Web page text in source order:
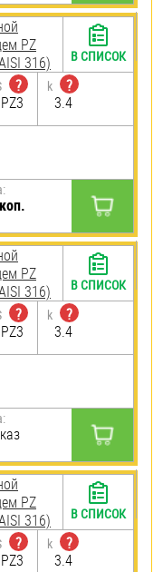
PZ
316)
?
PZ3
k
?
3.4
В СПИСОК
PZ
316)
?
PZ3
k
?
3.4
В СПИСОК
PZ
316)
?
PZ3
k
?
3.4
В СПИСОК